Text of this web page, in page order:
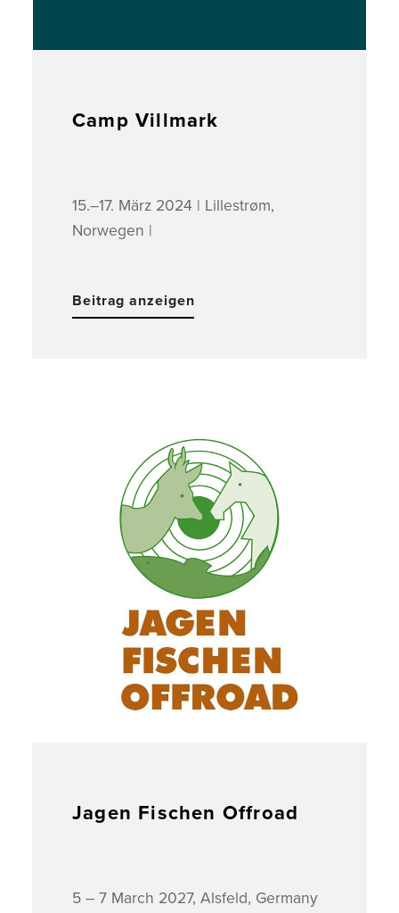
Camp Villmark
15.–17. März 2024 | Lillestrøm,
Norwegen |
Beitrag anzeigen
Jagen Fischen Offroad
5 – 7 March 2027, Alsfeld, Germany